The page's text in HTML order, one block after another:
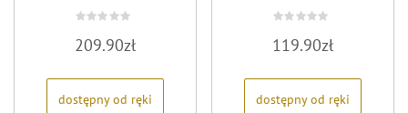
0
na
209.90zł
dostępny od ręki
0
na
119.90zł
dostępny od ręki